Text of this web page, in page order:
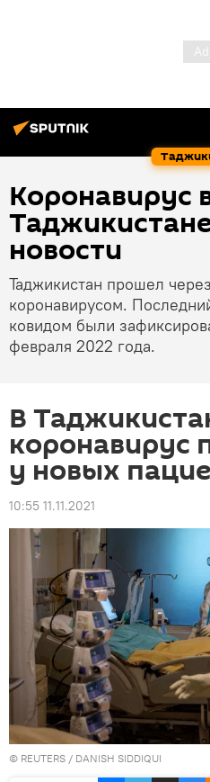
Коронавирус
новости
Таджикистан прошел
коронавирусом.
ковидом были
февраля 2022 года.
В
коронавирус
у новых
10:55 11.11.2021
© REUTERS / DANISH SIDDIQUI